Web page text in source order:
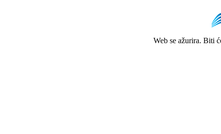
Web se ažurira. Biti